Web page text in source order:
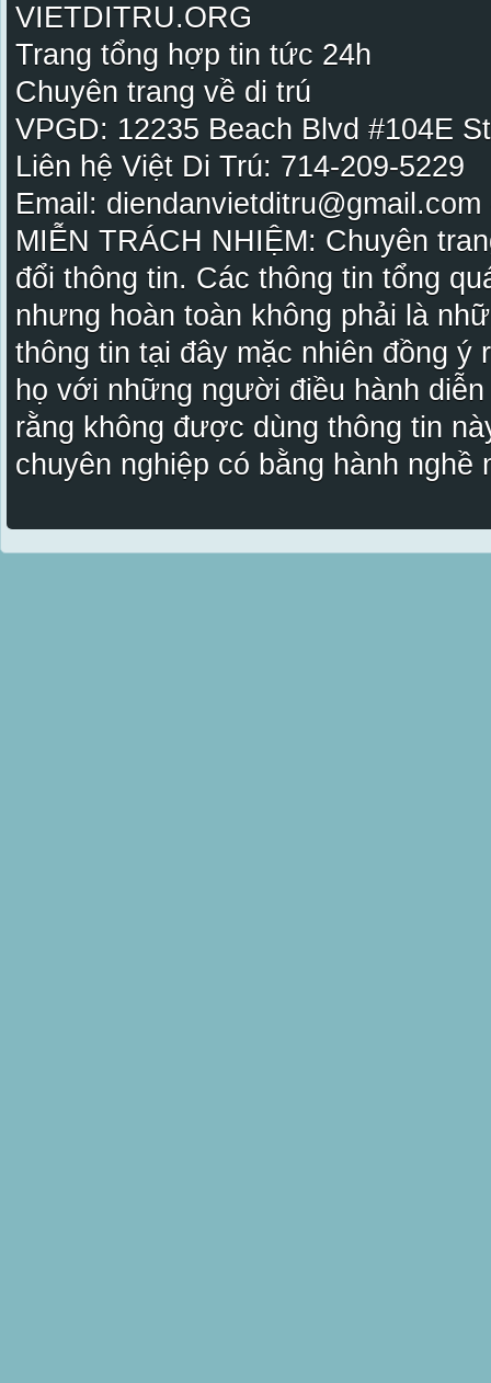
VIETDITRU.ORG
Trang tổng hợp tin tức 24h
Chuyên trang về di trú
VPGD: 12235 Beach Blvd #104E
Liên hệ Việt Di Trú: 714-209-5229
Email:
MIỄN TRÁCH NHIỆM: Chuyên
đổi thông tin. Các thông tin tổng
nhưng hoàn toàn không phải là
thông tin tại đây mặc nhiên đồng ý
họ với những người điều hành
rằng không được dùng thông tin
chuyên nghiệp có bằng hành